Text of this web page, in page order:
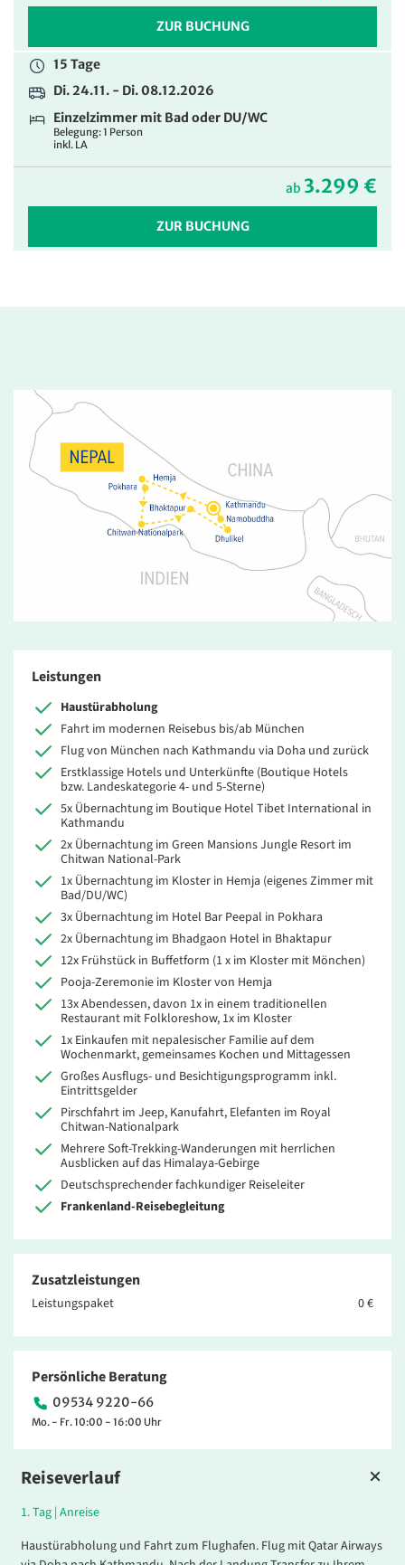
ZUR BUCHUNG
15 Tage
Di. 24.11. - Di. 08.12.2026
Einzelzimmer mit Bad oder DU/WC
Belegung: 1 Person
inkl. LA
ab 3.299 €
ZUR BUCHUNG
Reiseverlauf
1.Tag | Anreise
Haustürabholung und Fahrt zum Flughafen. Flug mit Qatar Airways
Leistungen
Haustürabholung
Fahrt im modernen Reisebus bis/ab München
Flug von München nach Kathmandu via Doha und zurück
Erstklassige Hotels und Unterkünfte (Boutique Hotels
bzw. Landeskategorie 4- und 5-Sterne)
5x Übernachtung im Boutique Hotel Tibet International in
Kathmandu
2x Übernachtung im Green Mansions Jungle Resort im
Chitwan National-Park
1x Übernachtung im Kloster in Hemja (eigenes Zimmer mit
Bad/DU/WC)
3x Übernachtung im Hotel Bar Peepal in Pokhara
2x Übernachtung im Bhadgaon Hotel in Bhaktapur
12x Frühstück in Buffetform (1 x im Kloster mit Mönchen)
Pooja-Zeremonie im Kloster von Hemja
13x Abendessen, davon 1x in einem traditionellen
Restaurant mit Folkloreshow, 1x im Kloster
1x Einkaufen mit nepalesischer Familie auf dem
Wochenmarkt, gemeinsames Kochen und Mittagessen
Großes Ausflugs- und Besichtigungsprogramm inkl.
Eintrittsgelder
Pirschfahrt im Jeep, Kanufahrt, Elefanten im Royal
Chitwan-Nationalpark
Mehrere Soft-Trekking-Wanderungen mit herrlichen
Ausblicken auf das Himalaya-Gebirge
Deutschsprechender fachkundiger Reiseleiter
Frankenland-Reisebegleitung
Zusatzleistungen
Leistungspaket 0 €
Persönliche Beratung
09534 9220-66
Mo. - Fr. 10:00 - 16:00 Uhr